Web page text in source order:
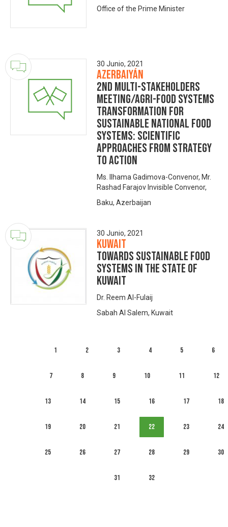
Office of the Prime Minister
30 Junio, 2021
Azerbaiyán
2nd MULTI-STAKEHOLDERS
MEETING/Agri-food systems
transformation for
sustainable national food
systems: scientific
approaches from Strategy
to Action
Ms. Ilhama Gadimova-Convenor, Mr.
Rashad Farajov Invisible Convenor,
Baku, Azerbaijan
30 Junio, 2021
Kuwait
Towards sustainable food
systems in the State of
Kuwait
Dr. Reem Al-Fulaij
Sabah Al Salem, Kuwait
1 2 3 4 5 6
7 8 9 10 11 12
13 14 15 16 17 18
19 20 21 22 23 24
25 26 27 28 29 30
31 32